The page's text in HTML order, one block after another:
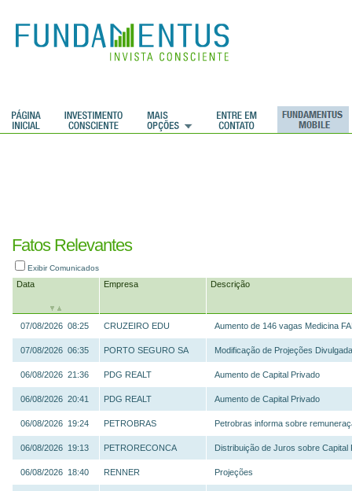
Fatos Relevantes
Exibir Comunicados
Data Empresa Descrição
07/08/2026 08:25 CRUZEIRO EDU Aumento de 146 vagas Medicina
07/08/2026 06:35 PORTO SEGURO SA Modificação de Projeções
06/08/2026 21:36 PDG REALT Aumento de Capital Privado
06/08/2026 20:41 PDG REALT Aumento de Capital Privado
06/08/2026 19:24 PETROBRAS Petrobras informa sobre
06/08/2026 19:13 PETRORECONCA Distribuição de Juros sobre Capital
06/08/2026 18:40 RENNER Projeções